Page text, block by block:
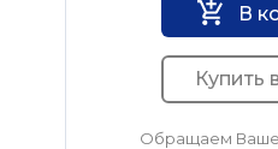
В
Купить
Обращаем Ваше